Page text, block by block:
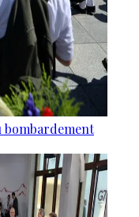
bombardement